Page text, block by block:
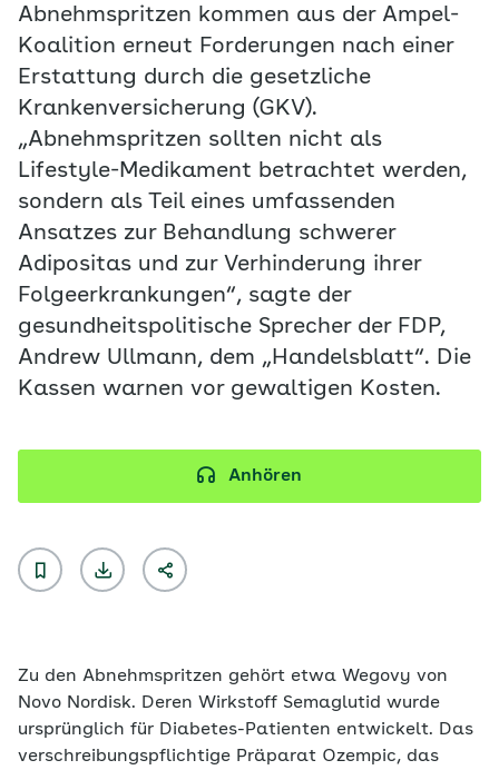
Abnehmspritzen kommen aus der Ampel-
Koalition erneut Forderungen nach einer
Erstattung durch die gesetzliche
Krankenversicherung (GKV).
„Abnehmspritzen sollten nicht als
Lifestyle-Medikament betrachtet werden,
sondern als Teil eines umfassenden
Ansatzes zur Behandlung schwerer
Adipositas und zur Verhinderung ihrer
Folgeerkrankungen“, sagte der
gesundheitspolitische Sprecher der FDP,
Andrew Ullmann, dem „Handelsblatt“. Die
Kassen warnen vor gewaltigen Kosten.
Anhören
Zu den Abnehmspritzen gehört etwa Wegovy von
Novo Nordisk. Deren Wirkstoff Semaglutid wurde
ursprünglich für Diabetes-Patienten entwickelt. Das
verschreibungspflichtige Präparat Ozempic, das